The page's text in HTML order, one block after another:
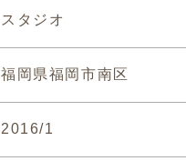
スタジオ
福岡県福岡市南区
2016/1